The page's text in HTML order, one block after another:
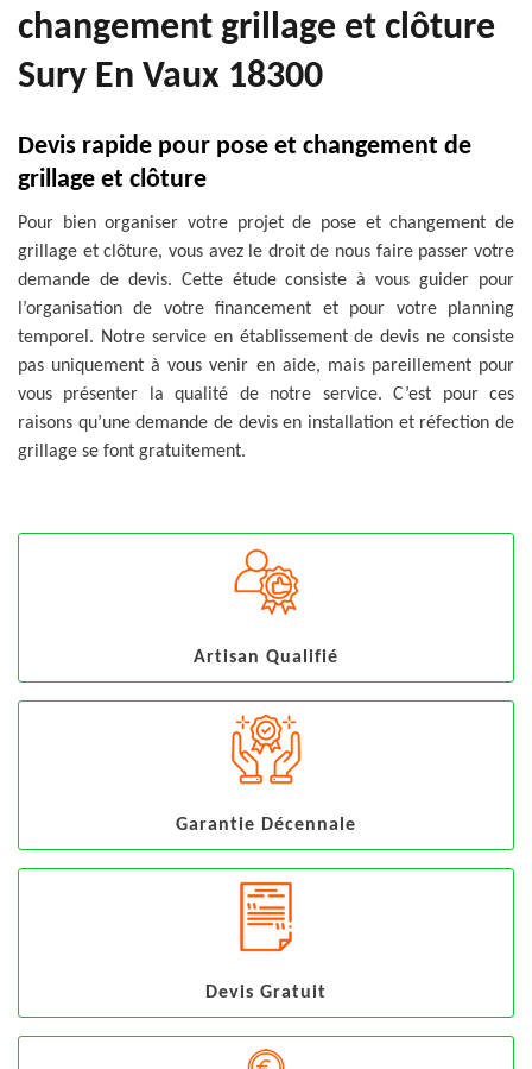
changement grillage et clôture
Sury En Vaux 18300
Devis rapide pour pose et changement de
grillage et clôture
Pour bien organiser votre projet de pose et changement de
grillage et clôture, vous avez le droit de nous faire passer votre
demande de devis. Cette étude consiste à vous guider pour
l’organisation de votre financement et pour votre planning
temporel. Notre service en établissement de devis ne consiste
pas uniquement à vous venir en aide, mais pareillement pour
vous présenter la qualité de notre service. C’est pour ces
raisons qu’une demande de devis en installation et réfection de
grillage se font gratuitement.
Artisan Qualifié
Garantie Décennale
Devis Gratuit